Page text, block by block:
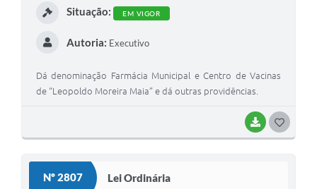
BAIXAR
Situação: EM VIGOR
Autoria: Executivo
Dá denominação Farmácia Municipal e Centro de Vacinas
de “Leopoldo Moreira Maia” e dá outras providências.
Nº 2807 Lei Ordinária